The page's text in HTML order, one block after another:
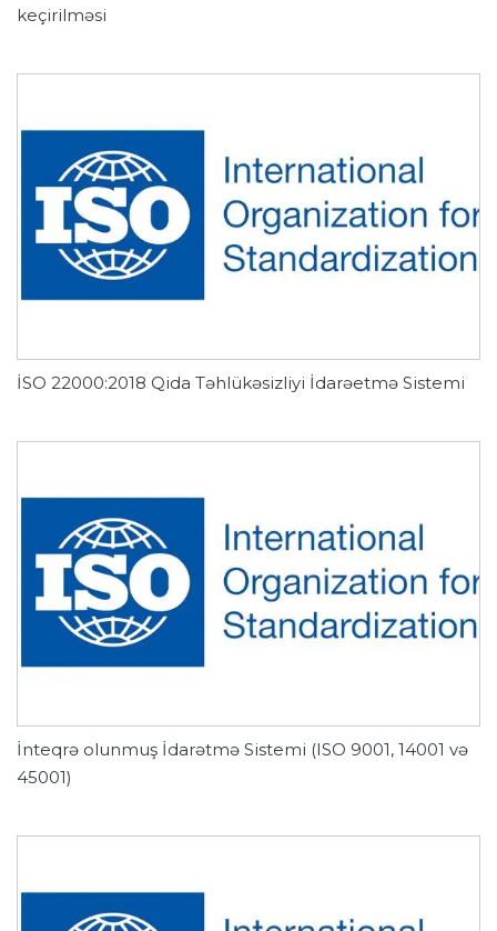
keçirilməsi
İSO 22000:2018 Qida Təhlükəsizliyi İdarəetmə Sistemi
İnteqrə olunmuş İdarətmə Sistemi (ISO 9001, 14001 və
45001)